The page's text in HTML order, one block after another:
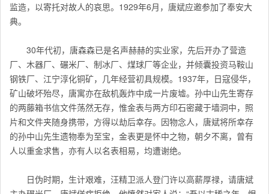
监造，以寄托对故人的哀思。1929年6月，唐斌应邀参加了奉安大
典。
30年代初，唐森森已是名声赫赫的实业家，先后开办了营造
厂、木器厂、碾米厂、制冰厂、煤球厂等企业，并倾囊投资马鞍山
钢铁厂、江宁淳化铜矿，几年经营初具规模。1937年，日寇侵华，
矿山破坏殆尽，唐寓亦在敌机轰炸中成一片废墟。孙中山先生寄存
的两藤箱书信文件荡然无存，惟金表与两方印石密藏于墙洞中，照
片和文件夹随身携带，方得以劫后幸存。因物念人，唐斌将所幸存
的孙中山先生遗物奉为至宝，金表更是怀中之物，朝夕不离，曾有
人以重金求售，亦有人以名表相易，均遭谢绝。
日伪时期，生计艰难，汪精卫派人登门许以高薪厚禄，请唐斌